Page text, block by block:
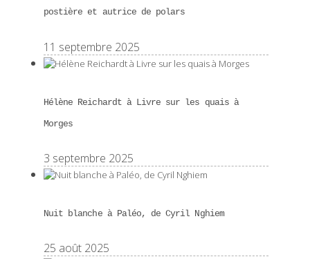
postière et autrice de polars
11 septembre 2025
Hélène Reichardt à Livre sur les quais à
Morges
3 septembre 2025
Nuit blanche à Paléo, de Cyril Nghiem
25 août 2025